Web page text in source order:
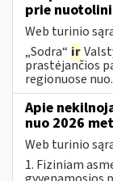
prie
Web turinio
„Sodra“ ir
prastėjančios
regionuose
Apie
nuo 2026
Web turinio
1. Fiziniam